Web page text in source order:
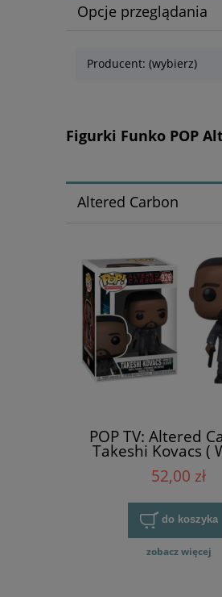
Opcje przeglądania
Producent: (wybierz)
Figurki Funko POP
Altered Carbon
POP TV: Altered
Takeshi Kovacs (
Sleeve )
52,00 zł
do koszyka
zobacz więcej